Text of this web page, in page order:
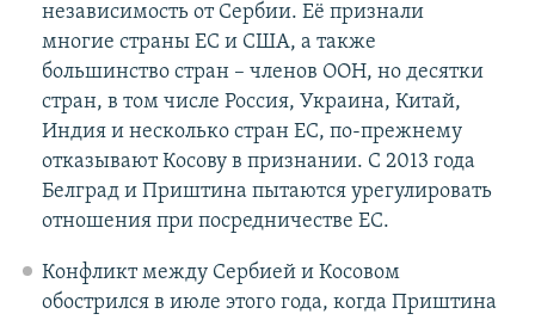
независимость от Сербии. Её признали
многие страны ЕС и США, а также
большинство стран – членов ООН, но десятки
стран, в том числе Россия, Украина, Китай,
Индия и несколько стран ЕС, по-прежнему
отказывают Косову в признании. С 2013 года
Белград и Приштина пытаются урегулировать
отношения при посредничестве ЕС.
Конфликт между Сербией и Косовом
обострился в июле этого года, когда Приштина